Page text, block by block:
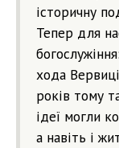
історичну
Тепер для
хода
років тому
ідеї могли
а навіть і